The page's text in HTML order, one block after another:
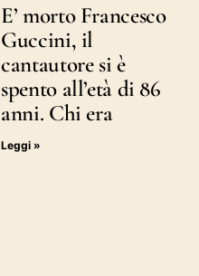
E’ morto Francesco
Guccini, il
cantautore si è
spento all’età di 86
anni. Chi era
Leggi »